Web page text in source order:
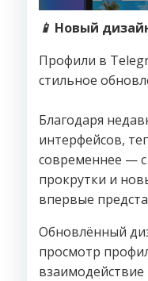
📱 Новый
Профили в
стильное
Благодаря
интерфейсов,
современнее —
прокрутки и
впервые
Обновлённый
просмотр